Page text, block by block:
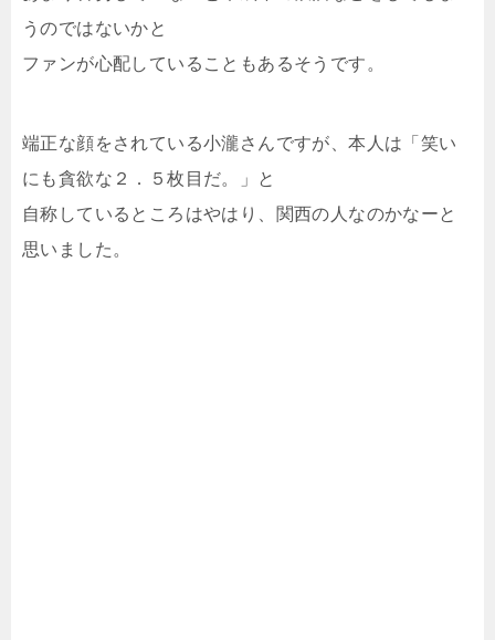
うのではないかと
ファンが心配していることもあるそうです。
端正な顔をされている小瀧さんですが、本人は「笑い
にも貪欲な２．５枚目だ。」と
自称しているところはやはり、関西の人なのかなーと
思いました。